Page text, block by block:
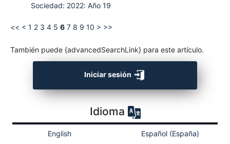
Sociedad: 2022: Año 19
<< < 1 2 3 4 5 6 7 8 9 10 > >>
También puede {advancedSearchLink} para este artículo.
Iniciar sesión
Idioma
English Español (España)